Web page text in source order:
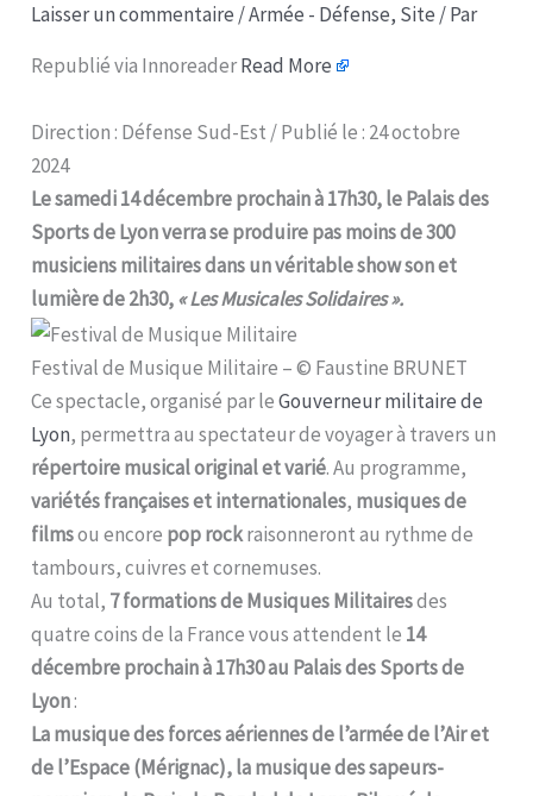
Laisser un commentaire /Armée - Défense, Site / Par
Republié via InnoreaderRead More
Direction : Défense Sud-Est / Publié le : 24 octobre
2024
Le samedi 14 décembre prochain à 17h30, le Palais des
Sports de Lyon verra se produire pas moins de 300
musiciens militaires dans un véritable show son et
lumière de 2h30,« Les Musicales Solidaires ».
Festival de Musique Militaire – © Faustine BRUNET
Ce spectacle, organisé par leGouverneur militaire de
Lyon, permettra au spectateur de voyager à travers un
répertoire musical original et varié. Au programme,
variétés françaises et internationales, musiques de
filmsou encore pop rockraisonneront au rythme de
tambours, cuivres et cornemuses.
Au total, 7 formations de Musiques Militairesdes
quatre coins de la France vous attendent le 14
décembre prochain à 17h30 au Palais des Sports de
Lyon:
La musique des forces aériennes de l’armée de l’Air et
de l’Espace (Mérignac), la musique des sapeurs-